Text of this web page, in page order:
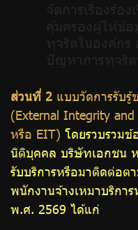
จัดการเรื่องร้อ
คุ้มครองผู้ให้ข้อ
ทุจริตในองค์กร
ปัญหาการทุจริ
ส่วนที่ 2 แบบวัดการรับ
(External Integrity and
หรือ EIT) โดยรวบรวม
นิติบุคคล บริษัทเอกชน
รับบริการหรือมาติดต่อต
พนักงานจ้างเหมาบริกา
พ.ศ. 2569 ได้แก่